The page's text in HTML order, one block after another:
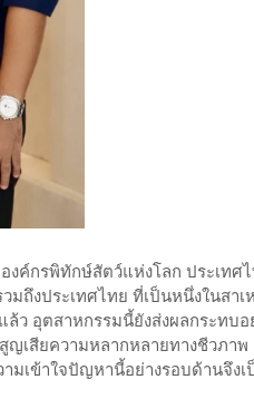
กรพิทักษ์สัตว์แห่งโลก ประเทศไ
มถึงประเทศไทย ที่เป็นหนึ่งในส
ล้ว อุตสาหกรรมนี้ยังส่งผลกระทบ
เสียความหลากหลายทางชีวภา
มเข้าใจปัญหานี้อย่างรอบด้านจึง